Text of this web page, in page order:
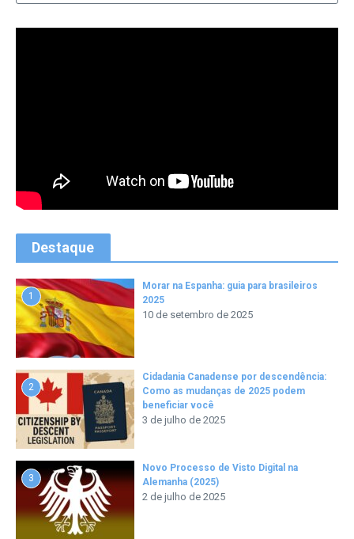
Destaque
1
Morar na Espanha: guia para brasileiros
2025
10 de setembro de 2025
2
Cidadania Canadense por descendência:
Como as mudanças de 2025 podem
beneficiar você
3 de julho de 2025
3
Novo Processo de Visto Digital na
Alemanha (2025)
2 de julho de 2025